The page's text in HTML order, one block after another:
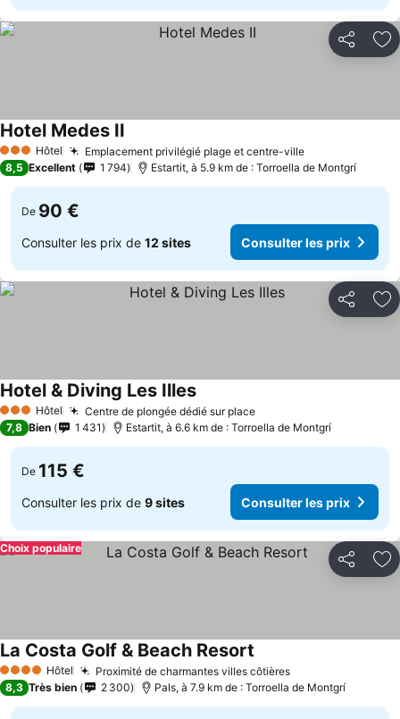
Partager
3 ÉtoilesHôtel Emplacement privilégié plage et centre-ville
Hotel Medes II
8,5 Excellent 1 794 Estartit, à 5.9 km de : Torroella de Montgrí
De 90 €
Consulter les prix de 12 sites Consulter les prix
Partager
3 ÉtoilesHôtel Centre de plongée dédié sur place
Hotel & Diving Les Illes
7,8 Bien 1 431 Estartit, à 6.6 km de : Torroella de Montgrí
De 115 €
Consulter les prix de 9 sites Consulter les prix
Partager
Choix populaire
4 Étoiles Hôtel Proximité de charmantes villes côtières
La Costa Golf & Beach Resort
8,3 Très bien 2 300 Pals, à 7.9 km de : Torroella de Montgrí